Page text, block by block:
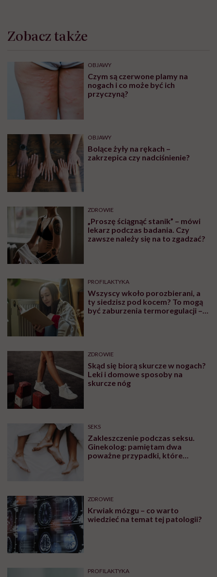
Zobacz także
OBJAWY
Czym są czerwone plamy na
nogach i co może być ich
przyczyną?
OBJAWY
Bolące żyły na rękach –
zakrzepica czy nadciśnienie?
ZDROWIE
„Proszę ściągnąć stanik” – mówi
lekarz podczas badania. Czy
zawsze należy się na to zgadzać?
PROFILAKTYKA
Wszyscy wkoło porozbierani, a
ty siedzisz pod kocem? To mogą
być zaburzenia termoregulacji –
ZDROWIE
Skąd się biorą skurcze w nogach?
Leki i domowe sposoby na
skurcze nóg
SEKS
Zakleszczenie podczas seksu.
Ginekolog: pamiętam dwa
poważne przypadki, które
ZDROWIE
Krwiak mózgu – co warto
wiedzieć na temat tej patologii?
PROFILAKTYKA